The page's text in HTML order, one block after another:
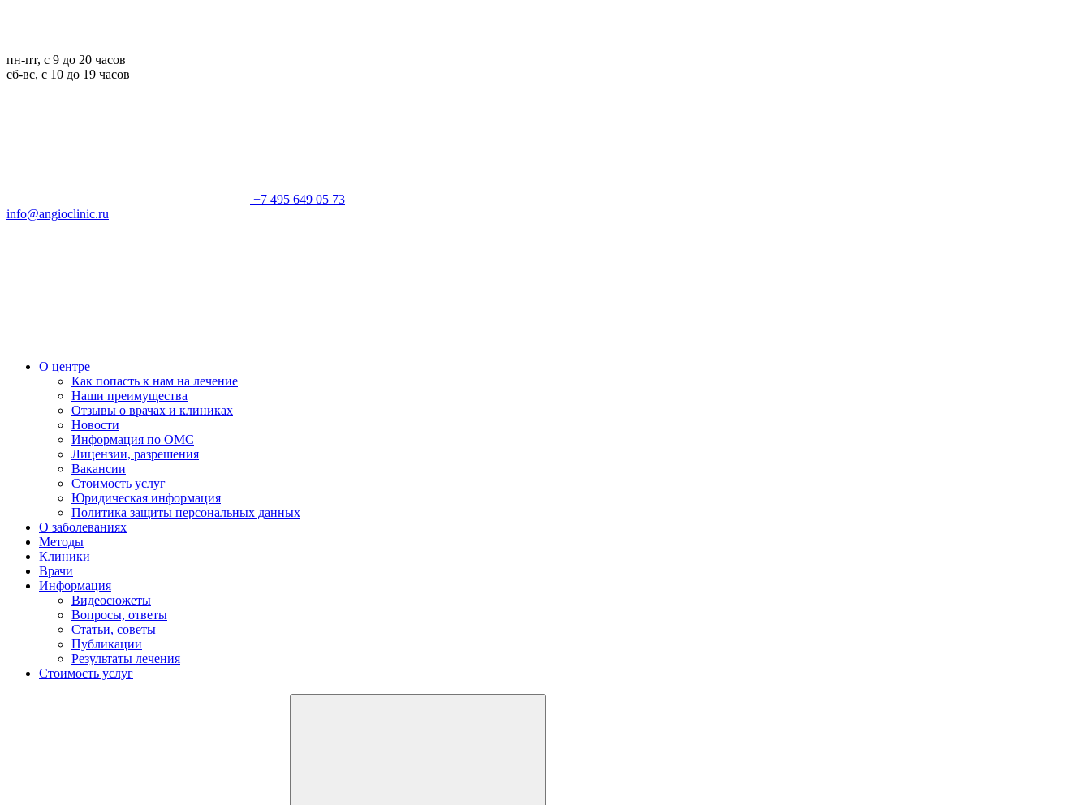
пн-пт, с 9 до 20 часов
сб-вс, с 10 до 19 часов
+7 495 649 05 73
info@angioclinic.ru
О центре
Как попасть к нам на лечение
Наши преимущества
Отзывы о врачах и клиниках
Новости
Информация по ОМС
Лицензии, разрешения
Вакансии
Стоимость услуг
Юридическая информация
Политика защиты персональных данных
О заболеваниях
Методы
Клиники
Врачи
Информация
Видеосюжеты
Вопросы, ответы
Статьи, советы
Публикации
Результаты лечения
Стоимость услуг